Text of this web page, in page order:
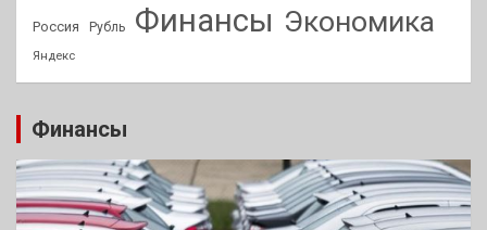
Россия Рубль Финансы Экономика
Яндекс
Финансы